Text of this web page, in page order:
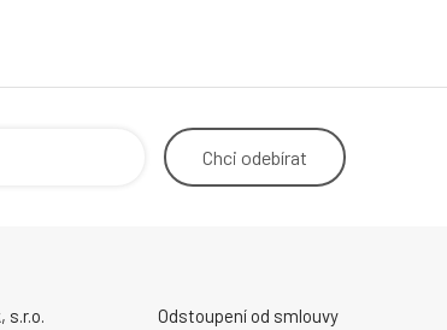
Chci odebírat
s.r.o. Odstoupení od smlouvy